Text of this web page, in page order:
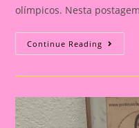
olímpicos. Nesta
Continue Reading
Com
Tema